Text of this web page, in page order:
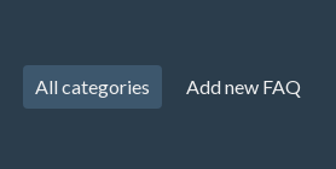
All categories Add new FAQ